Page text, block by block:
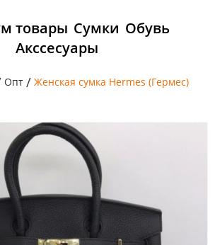
товары Сумки Обувь
Акссесуары
Опт / Женская сумка Hermes (Гермес)